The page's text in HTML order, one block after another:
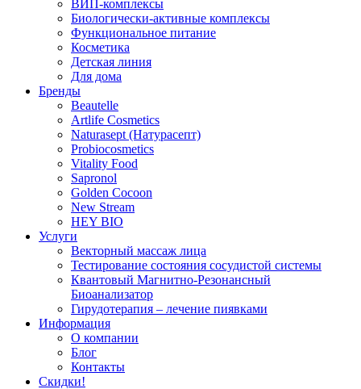
ВИП-комплексы
Биологически-активные комплексы
Функциональное питание
Косметика
Детская линия
Для дома
Бренды
Beautelle
Artlife Cosmetics
Naturasept (Натурасепт)
Probiocosmetics
Vitality Food
Sapronol
Golden Cocoon
New Stream
HEY BIO
Услуги
Векторный массаж лица
Тестирование состояния сосудистой системы
Квантовый Магнитно-Резонансный
Биоанализатор
Гирудотерапия – лечение пиявками
Информация
О компании
Блог
Контакты
Скидки!